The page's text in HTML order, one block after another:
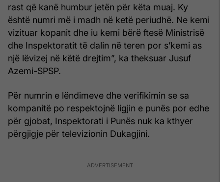
rast që kanë humbur jetën për këta muaj. Ky
është numri më i madh në ketë periudhë. Ne kemi
vizituar kopanit dhe iu kemi bërë ftesë Ministrisë
dhe Inspektoratit të dalin në teren por s’kemi as
një lëvizej në këtë drejtim”, ka theksuar Jusuf
Azemi-SPSP.
Për numrin e lëndimeve dhe verifikimin se sa
kompanitë po respektojnë ligjin e punës por edhe
për gjobat, Inspektorati i Punës nuk ka kthyer
përgjigje për televizionin Dukagjini.